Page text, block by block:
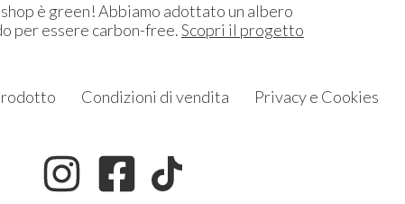
è green! Abbiamo adottato un albero
per essere carbon-free.Scopri il progetto
Condizioni di vendita Privacy e Cookies